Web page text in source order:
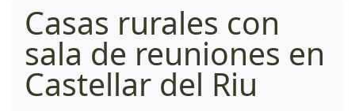
Casas rurales con
sala de reuniones en
Castellar del Riu